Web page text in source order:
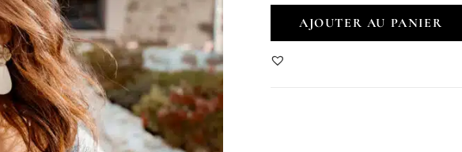
AJOUTER AU PANIER